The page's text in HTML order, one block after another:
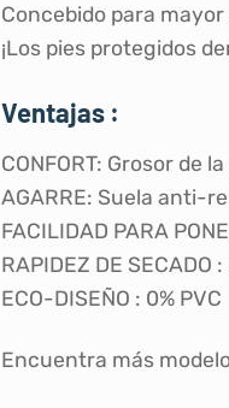
Concebido para
¡Los pies protegidos
Ventajas :
CONFORT: Grosor de
AGARRE: Suela anti-
FACILIDAD PARA
RAPIDEZ DE
ECO-DISEÑO : 0% PVC
Encuentra más